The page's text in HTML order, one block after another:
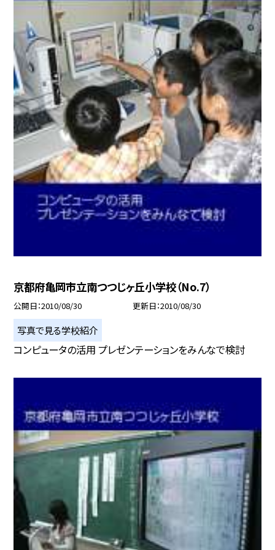
京都府亀岡市立南つつじヶ丘小学校（No.7）
公開日 2010/08/30 更新日 2010/08/30
写真で見る学校紹介
コンピュータの活用 プレゼンテーションをみんなで検討